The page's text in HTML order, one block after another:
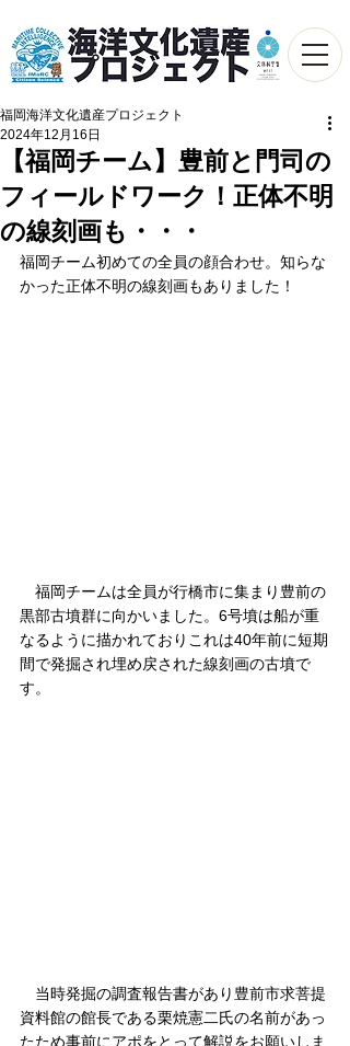
【福岡チーム】豊前と門司の
フィールドワーク！正体不明
の線刻画も・・・
福岡海洋文化遺産プロジェクト
2024年12月16日
福岡チーム初めての全員の顔合わせ。知らな
かった正体不明の線刻画もありました！
福岡チームは全員が行橋市に集まり豊前の
黒部古墳群に向かいました。6号墳は船が重
なるように描かれておりこれは40年前に短期
間で発掘され埋め戻された線刻画の古墳で
す。
当時発掘の調査報告書があり豊前市求菩提
資料館の館長である栗焼憲二氏の名前があっ
たため事前にアポをとって解説をお願いしま